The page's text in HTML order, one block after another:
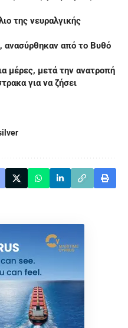
της νευραλγικής
ανασύρθηκαν από το Βυθό
μέρες, μετά την ανατροπή
για να ζήσει